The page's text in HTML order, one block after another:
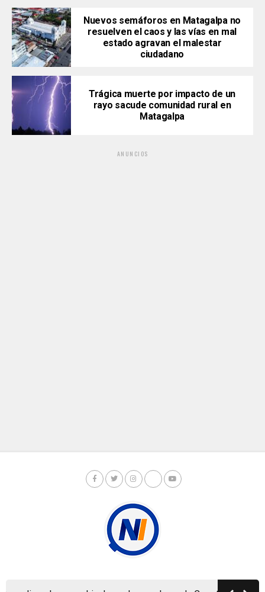
Nuevos semáforos en Matagalpa no
resuelven el caos y las vías en mal
estado agravan el malestar
ciudadano
Trágica muerte por impacto de un
rayo sacude comunidad rural en
Matagalpa
ANUNCIOS